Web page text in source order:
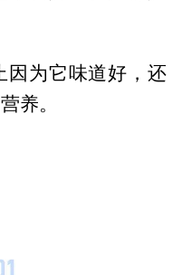
因为它味道好，还
养。